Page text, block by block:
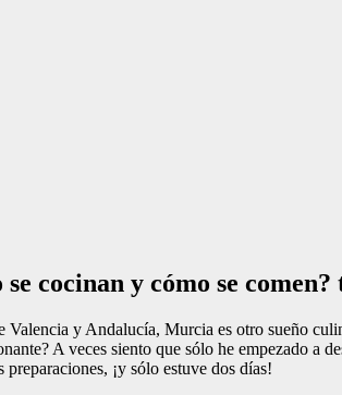
cocinan y cómo se
Valencia y Andalucía, Murcia es otro sueño
A veces siento que sólo he empezado
¡y sólo estuve dos días!